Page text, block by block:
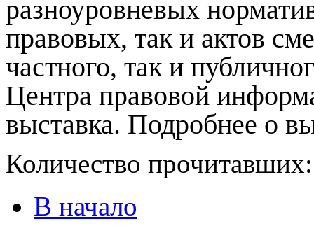
разноуровневых
правовых, так и актов
частного, так и
Центра правовой
выставка. Подробнее о
Количество
В начало